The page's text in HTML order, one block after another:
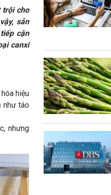
trội cho
sản
cận
canxi
hiệu
như táo
nhưng